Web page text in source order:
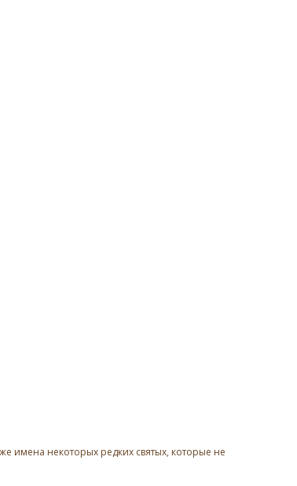
имена некоторых редких святых, которые не